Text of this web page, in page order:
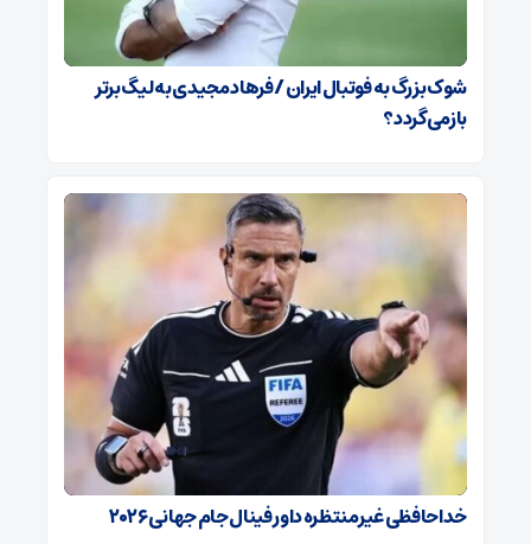
شوک بزرگ به فوتبال ایران / فرهاد مجیدی به لیگ برتر
بازمی‌گردد؟
خداحافظی غیرمنتظره داور فینال جام جهانی ۲۰۲۶